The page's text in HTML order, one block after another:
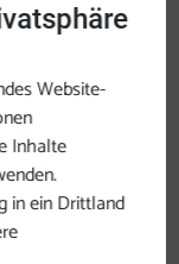
Website-
Inhalte
in ein Drittland